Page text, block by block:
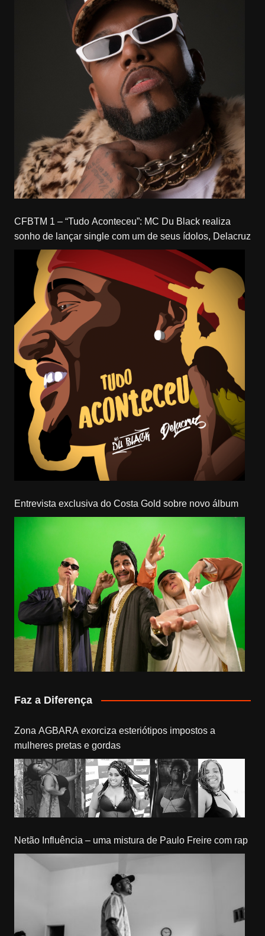
CFBTM 1 – “Tudo Aconteceu”: MC Du Black realiza
sonho de lançar single com um de seus ídolos, Delacruz
Entrevista exclusiva do Costa Gold sobre novo álbum
Faz a Diferença
Zona AGBARA exorciza esteriótipos impostos a
mulheres pretas e gordas
Netão Influência – uma mistura de Paulo Freire com rap